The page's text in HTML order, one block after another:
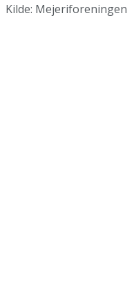
Kilde: Mejeriforeningen